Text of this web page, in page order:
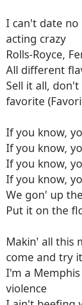
I can't date no
acting crazy
Rolls-Royce,
All different
Sell it all,
favorite
If you know,
If you know,
If you know,
If you know,
We gon' up
Put it on the
Makin' all this
come and try it
I'm a
violence